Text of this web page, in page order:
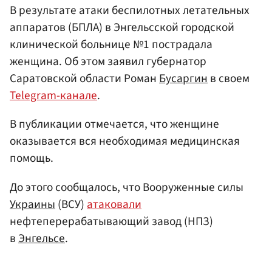
В результате атаки беспилотных летательных
аппаратов (БПЛА) в Энгельсской городской
клинической больнице №1 пострадала
женщина. Об этом заявил губернатор
Саратовской области РоманБусаргинв своем
Telegram-канале.
В публикации отмечается, что женщине
оказывается вся необходимая медицинская
помощь.
До этого сообщалось, что Вооруженные силы
Украины (ВСУ) атаковали
нефтеперерабатывающий завод (НПЗ)
вЭнгельсе.